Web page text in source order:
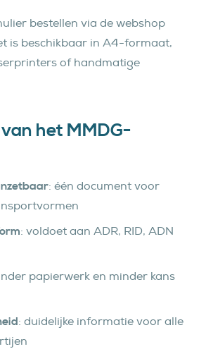
bestellen via de webshop
is beschikbaar in A4-formaat,
of handmatige
het MMDG-
: één document voor
: voldoet aan ADR, RID, ADN
papierwerk en minder kans
: duidelijke informatie voor alle